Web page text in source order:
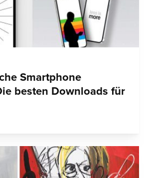
Smartphone
besten Downloads für